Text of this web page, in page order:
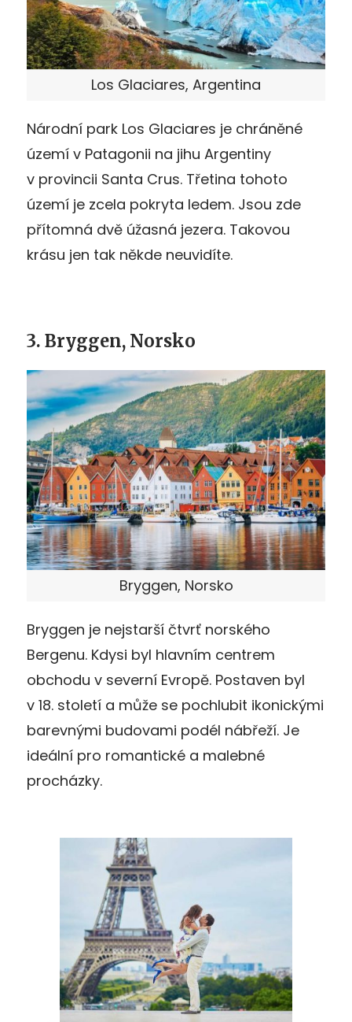
Los Glaciares, Argentina
Národní park Los Glaciares je chráněné
území v Patagonii na jihu Argentiny
v provincii Santa Crus. Třetina tohoto
území je zcela pokryta ledem. Jsou zde
přítomná dvě úžasná jezera. Takovou
krásu jen tak někde neuvidíte.
3. Bryggen, Norsko
Bryggen, Norsko
Bryggen je nejstarší čtvrť norského
Bergenu. Kdysi byl hlavním centrem
obchodu v severní Evropě. Postaven byl
v 18. století a může se pochlubit ikonickými
barevnými budovami podél nábřeží. Je
ideální pro romantické a malebné
procházky.